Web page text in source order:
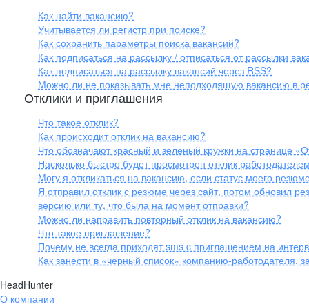
Как найти вакансию?
Учитывается ли регистр при поиске?
Как сохранить параметры поиска вакансий?
Как подписаться на рассылку / отписаться от рассылки
Как подписаться на рассылку вакансий через RSS?
Можно ли не показывать мне неподходящую вакансию в
Отклики и приглашения
Что такое отклик?
Как происходит отклик на вакансию?
Что обозначают красный и зеленый кружки на странице
Насколько быстро будет просмотрен отклик
Могу я откликаться на вакансию, если статус моего
Я отправил отклик с резюме через сайт, потом обновил
версию или ту, что была на момент отправки?
Можно ли направить повторный отклик на вакансию?
Что такое приглашение?
Почему не всегда приходят sms c приглашением на
Как занести в «черный список» компанию-работодателя,
HeadHunter
О компании